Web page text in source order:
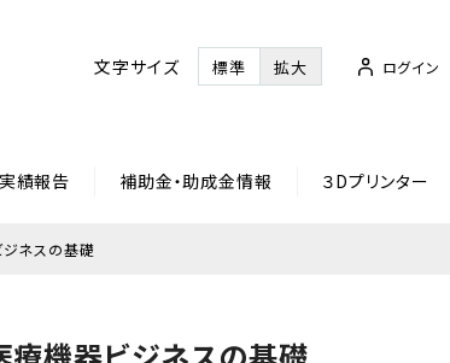
文字サイズ 標準 拡大 ログイン
績報告 補助金・助成金情報 ３Dプリンター
ネスの基礎